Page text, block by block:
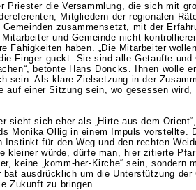
Priester die Versammlung, die sich mit
Mitgliedern der regionalen
zusammensetzt, mit der
und Gemeinde nicht
Fähigkeiten haben. „Die Mitarbeiter
Finger guckt. Sie sind alle Getaufte und
betonte Hans Doncks. Ihnen wolle
sein. Als klare Zielsetzung in der
auf einer Sitzung sein, wo gesessen wird,
sieht sich eher als „Hirte aus dem
Monika Ollig in einem Impuls vorstellte.
Instinkt für den Weg und den rechten
kleiner würde, dürfe man, hier zitierte
keine „komm-her-Kirche“ sein, sondern
bat ausdrücklich um die Unterstützung
Zukunft zu bringen.